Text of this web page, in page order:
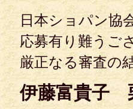
日本ショパン協
応募有り難うご
厳正なる審査の
伊藤富貴子